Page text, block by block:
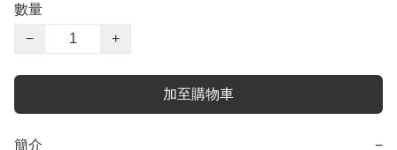
數量
−
+
加至購物車
簡介 −